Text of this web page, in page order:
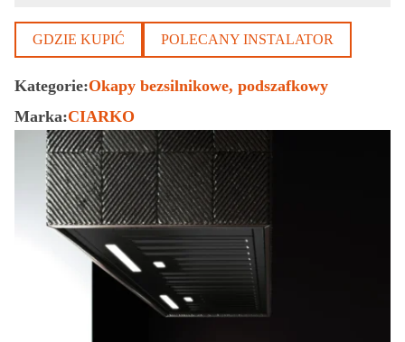
GDZIE KUPIĆ POLECANY INSTALATOR
Kategorie:Okapy bezsilnikowe podszafkowy
Marka:CIARKO